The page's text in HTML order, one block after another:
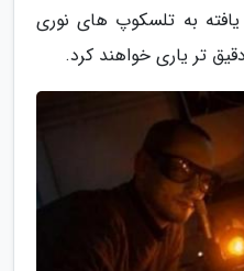
به تلسکوپ های نوری
تر یاری خواهند کرد.